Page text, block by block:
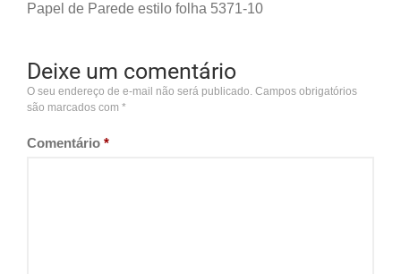
Papel de Parede estilo folha 5371-10
Deixe um comentário
O seu endereço de e-mail não será publicado. Campos obrigatórios
são marcados com *
Comentário *